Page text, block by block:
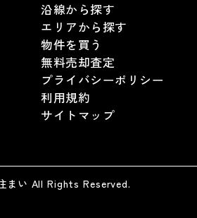
沿線から探す
エリアから探す
物件を買う
無料売却査定
プライバシーポリシー
利用規約
サイトマップ
まい All Rights Reserved.